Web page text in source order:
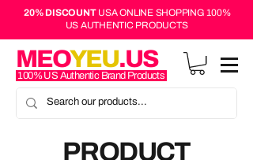
20% DISCOUNTUSA ONLINE SHOPPING 100%
US AUTHENTIC PRODUCTS
MEOYEU.US
100% US Authentic Brand Products
PRODUCT